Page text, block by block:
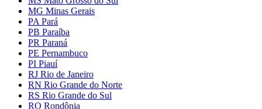
MG Minas Gerais
PA Pará
PB Paraíba
PR Paraná
PE Pernambuco
PI Piauí
RJ Rio de Janeiro
RN Rio Grande do Norte
RS Rio Grande do Sul
RO Rondônia